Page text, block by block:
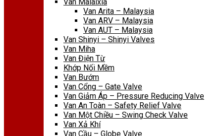
Van Arita – Malaysia
Van ARV – Malaysia
Van AUT – Malaysia
Van Shinyi – Shinyi Valves
Van Miha
Van Điện Từ
Khớp Nối Mềm
Van Bướm
Van Cổng – Gate Valve
Van Giảm Áp – Pressure Reducing Valve
Van An Toàn – Safety Relief Valve
Van Một Chiều – Swing Check Valve
Van Xả Khí
Van Cầu – Globe Valve